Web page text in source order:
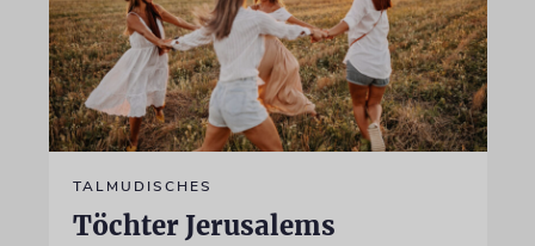
TALMUDISCHES
Töchter Jerusalems